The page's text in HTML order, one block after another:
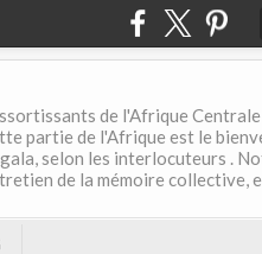
de l'Afrique
partie de l'Afrique est le
selon les interlocuteurs .
de la mémoire collective,